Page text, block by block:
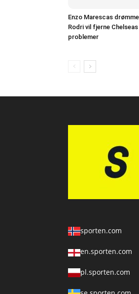
Enzo Marescas
Rodri vil fjerne
problemer
sporten.com
en.sporten.com
pl.sporten.com